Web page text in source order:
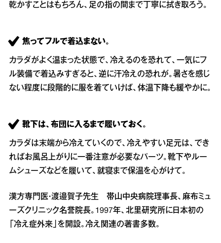
乾かすことはもちろん、足の指の間まで丁寧に拭き取ろう。
焦ってフルで着込まない。
カラダがよく温まった状態で、冷えるのを恐れて、一気にフ
ル装備で着込みすぎると、逆に汗冷えの恐れが。暑さを感じ
ない程度に段階的に服を着ていけば、体温下降も緩やかに。
靴下は、布団に入るまで履いておく。
カラダは末端から冷えていくので、冷えやすい足元は、でき
ればお風呂上がりに一番注意が必要なパーツ。靴下やルー
ムシューズなどを履いて、就寝まで保温を心がけて。
漢方専門医・渡邉賀子先生 帯山中央病院理事長、麻布ミュ
ーズクリニック名誉院長。1997年、北里研究所に日本初の
「冷え症外来」を開設。冷え関連の著書多数。